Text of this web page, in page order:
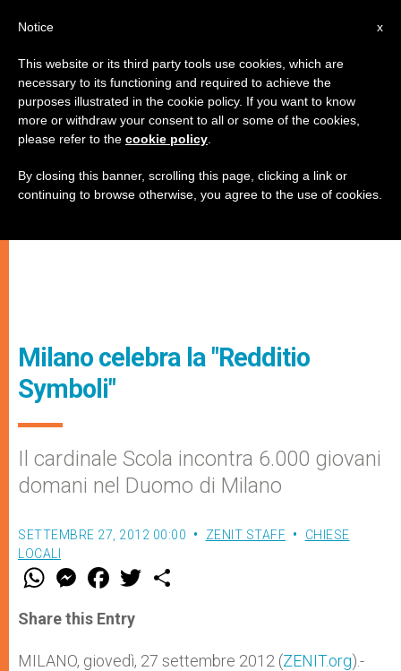
Milano celebra la "Redditio
Symboli"
Il cardinale Scola incontra 6.000 giovani
domani nel Duomo di Milano
SETTEMBRE 27, 2012 00:00 ZENIT STAFF
CHIESE
LOCALI
W
t
s
p
M
e
s
e
g
F
a
e
b
o
w
r
Share this Entry
MILANO, giovedì, 27 settembre 2012 (ZENIT.org).-
x
Notice
This website or its third party tools use cookies, which are
necessary to its functioning and required to achieve the
purposes illustrated in the cookie policy. If you want to know
more or withdraw your consent to all or some of the cookies,
please refer to the cookie policy
By closing this banner, scrolling this page, clicking a link or
continuing to browse otherwise, you agree to the use of cookies.